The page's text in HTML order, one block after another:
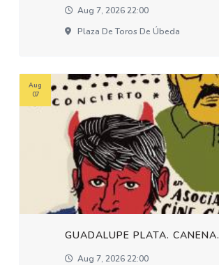
Aug 7, 2026 22:00
Plaza De Toros De Úbeda
GUADALUPE PLATA. CANENA.
Aug 7, 2026 22:00
Aug
07